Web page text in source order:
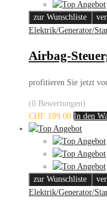
zur Wunschliste
profitieren Sie jetzt
(0 Bewertungen)
CHF 189.00 In den
zur Wunschliste